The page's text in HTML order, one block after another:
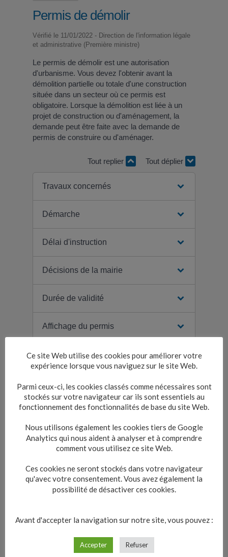
Permis de démolir
Vérifié le 11/01/2022 - Direction de l'information légale
et administrative (Première ministre)
Le permis de démolir est une autorisation
d'urbanisme. Vous devez l'obtenir avant la
démolition partielle ou totale d'une construction
située dans un secteur où ce permis est
obligatoire. Lorsque la démolition est liée à un
projet de construction ou d'aménagement, la
demande peut être faite avec la demande de
permis de construire ou d'aménager.
Tout replier Tout déplier
Travaux concernés
Démarche
Délai d'instruction
Décisions de la mairie
Durée de validité
Affichage du permis
Textes de référence
Questions ? Réponses !
Urbanisme : quelle est la durée de
validité d'une autorisation ?
?
Ce site Web utilise des cookies pour améliorer votre
expérience lorsque vous naviguez sur le site Web.
Parmi ceux-ci, les cookies classés comme nécessaires sont
stockés sur votre navigateur car ils sont essentiels au
fonctionnement des fonctionnalités de base du site Web.
Nous utilisons également les cookies tiers de Google
Analytics qui nous aident à analyser et à comprendre
comment vous utilisez ce site Web.
Ces cookies ne seront stockés dans votre navigateur
qu'avec votre consentement. Vous avez également la
possibilité de désactiver ces cookies.
Avant d'accepter la navigation sur notre site, vous pouvez :
Accepter Refuser